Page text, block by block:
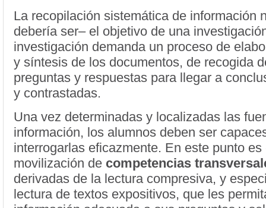
La recopilación sistemática de información
debería ser– el objetivo de una
investigación demanda un proceso de
y síntesis de los documentos, de recogida
preguntas y respuestas para llegar a
y contrastadas.
Una vez determinadas y localizadas las
información, los alumnos deben ser
interrogarlas eficazmente. En este punto es
movilización de competencias
derivadas de la lectura compresiva, y
lectura de textos expositivos, que les